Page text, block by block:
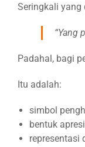
Seringkali yang
“Yang
Padahal, bagi
Itu adalah:
simbol
bentuk
representasi